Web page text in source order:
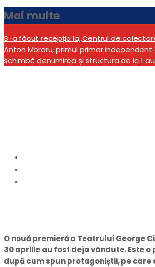
Mai multe
S-a făcut recepția la,,Centrul de
Anton Moraru, primul primar independent
schimbă denumirea și structura de la 1
O nouă premieră a Teatrului George
30 aprilie au fost deja vândute. Este
după cum spun protagoniștii, pe care